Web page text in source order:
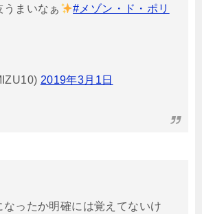
まいなぁ
#メゾン・ド・ポリ
2019年3月1日
なったか明確には覚えてないけ